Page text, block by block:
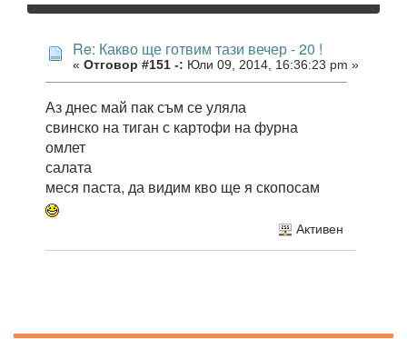
Re: Какво ще готвим тази вечер - 20 !
« Отговор #151 -: Юли 09, 2014, 16:36:23 pm »
Аз днес май пак съм се уляла
свинско на тиган с картофи на фурна
омлет
салата
меся паста, да видим кво ще я скопосам
Активен